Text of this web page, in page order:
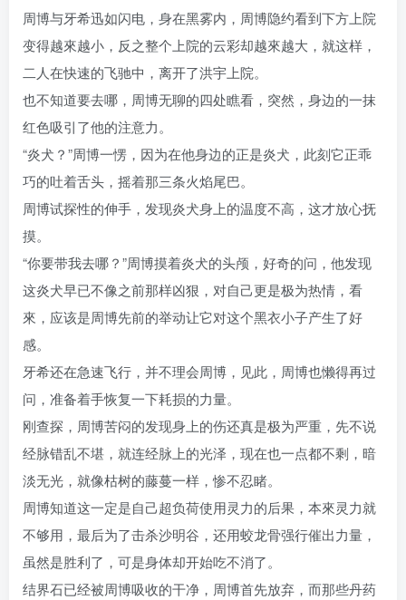
周博与牙希迅如闪电，身在黑雾内，周博隐约看到下方上院
变得越來越小，反之整个上院的云彩却越來越大，就这样，
二人在快速的飞驰中，离开了洪宇上院。
也不知道要去哪，周博无聊的四处瞧看，突然，身边的一抹
红色吸引了他的注意力。
“炎犬？”周博一愣，因为在他身边的正是炎犬，此刻它正乖
巧的吐着舌头，摇着那三条火焰尾巴。
周博试探性的伸手，发现炎犬身上的温度不高，这才放心抚
摸。
“你要带我去哪？”周博摸着炎犬的头颅，好奇的问，他发现
这炎犬早已不像之前那样凶狠，对自己更是极为热情，看
來，应该是周博先前的举动让它对这个黑衣小子产生了好
感。
牙希还在急速飞行，并不理会周博，见此，周博也懒得再过
问，准备着手恢复一下耗损的力量。
刚查探，周博苦闷的发现身上的伤还真是极为严重，先不说
经脉错乱不堪，就连经脉上的光泽，现在也一点都不剩，暗
淡无光，就像枯树的藤蔓一样，惨不忍睹。
周博知道这一定是自己超负荷使用灵力的后果，本來灵力就
不够用，最后为了击杀沙明谷，还用蛟龙骨强行催出力量，
虽然是胜利了，可是身体却开始吃不消了。
结界石已经被周博吸收的干净，周博首先放弃，而那些丹药